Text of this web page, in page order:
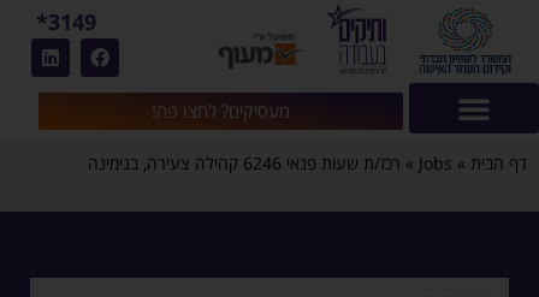
מעסיקים? לחצו פה!
3149*
דף הבית »
Jobs
» רכז/ת שעות פנאי 6246 קהילה צעירה, בנימינה